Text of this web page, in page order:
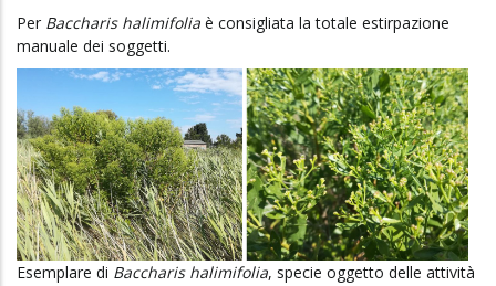
Per Baccharis halimifolia è consigliata la totale estirpazione
manuale dei soggetti.
Esemplare di Baccharis halimifolia, specie oggetto delle attività